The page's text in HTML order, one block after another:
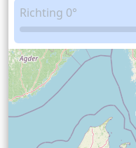
Richting 0°